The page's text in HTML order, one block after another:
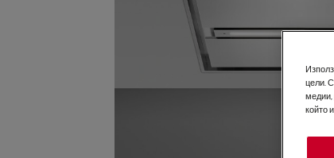
цели.
медии,
който